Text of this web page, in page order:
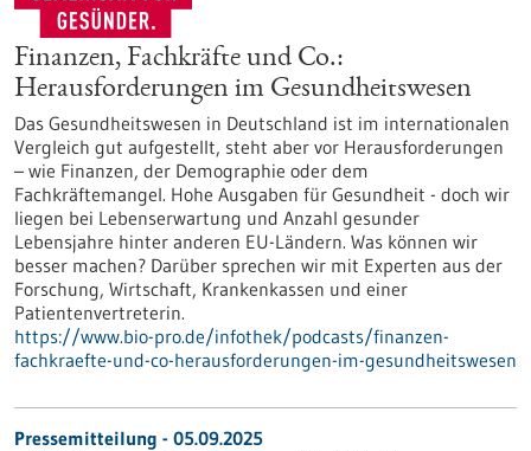
Finanzen, Fachkräfte und Co.:
Herausforderungen im Gesundheitswesen
Das Gesundheitswesen in Deutschland ist im internationalen
Vergleich gut aufgestellt, steht aber vor Herausforderungen
– wie Finanzen, der Demographie oder dem
Fachkräftemangel. Hohe Ausgaben für Gesundheit - doch wir
liegen bei Lebenserwartung und Anzahl gesunder
Lebensjahre hinter anderen EU-Ländern. Was können wir
besser machen? Darüber sprechen wir mit Experten aus der
Forschung, Wirtschaft, Krankenkassen und einer
Patientenvertreterin.
https://www.bio-pro.de/infothek/podcasts/finanzen-
fachkraefte-und-co-herausforderungen-im-gesundheitswesen
Pressemitteilung - 05.09.2025